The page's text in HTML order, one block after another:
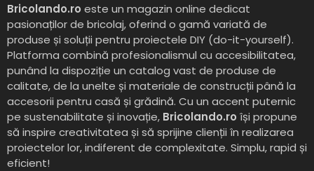
Bricolando.ro este un magazin online dedicat
pasionaților de bricolaj, oferind o gamă variată de
produse și soluții pentru proiectele DIY (do-it-yourself).
Platforma combină profesionalismul cu accesibilitatea,
punând la dispoziție un catalog vast de produse de
calitate, de la unelte și materiale de construcții până la
accesorii pentru casă și grădină. Cu un accent puternic
pe sustenabilitate și inovație, Bricolando.ro își propune
să inspire creativitatea și să sprijine clienții în realizarea
proiectelor lor, indiferent de complexitate. Simplu, rapid și
eficient!